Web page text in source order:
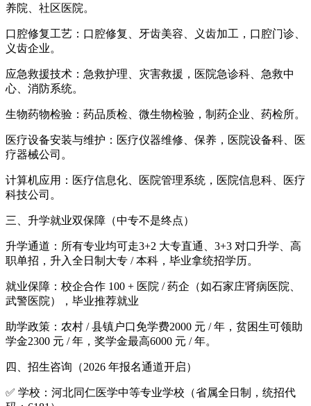
养院、社区医院。
口腔修复工艺：口腔修复、牙齿美容、义齿加工，口腔门诊、
义齿企业。
应急救援技术：急救护理、灾害救援，医院急诊科、急救中
心、消防系统。
生物药物检验：药品质检、微生物检验，制药企业、药检所。
医疗设备安装与维护：医疗仪器维修、保养，医院设备科、医
疗器械公司。
计算机应用：医疗信息化、医院管理系统，医院信息科、医疗
科技公司。
三、升学就业双保障（中专不是终点）
升学通道：所有专业均可走3+2 大专直通、3+3 对口升学、高
职单招，升入全日制大专 / 本科，毕业拿统招学历。
就业保障：校企合作 100 + 医院 / 药企（如石家庄肾病医院、
武警医院），毕业推荐就业
助学政策：农村 / 县镇户口免学费2000 元 / 年，贫困生可领助
学金2300 元 / 年，奖学金最高6000 元 / 年。
四、招生咨询（2026 年报名通道开启）
✅ 学校：河北同仁医学中等专业学校（省属全日制，统招代